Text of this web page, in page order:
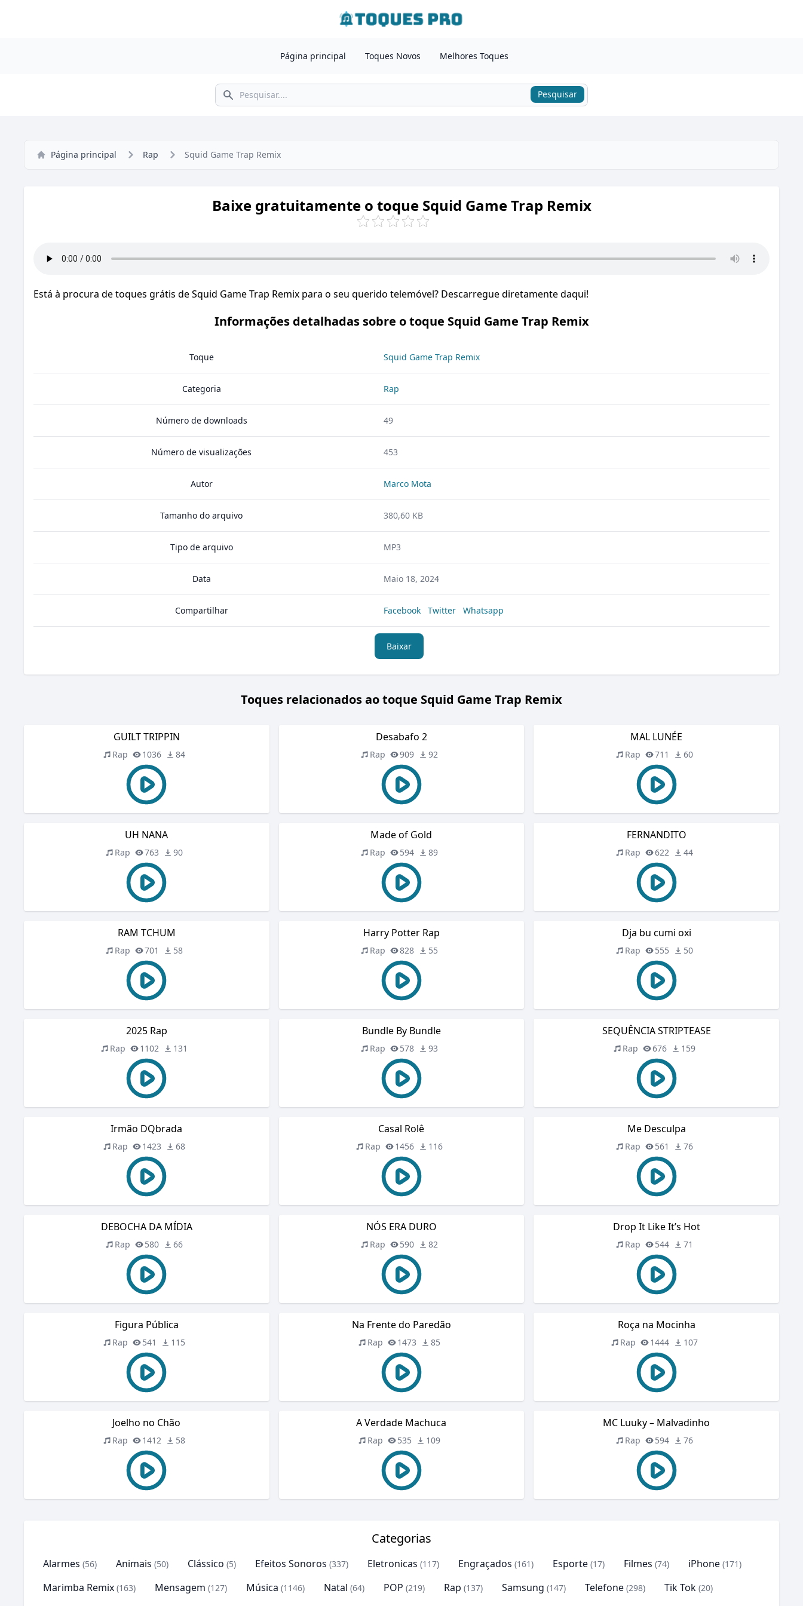
Página principal Toques Novos Melhores Toques
Pesquisar Pesquisar
Página principal Rap Squid Game Trap Remix
Baixe gratuitamente o toque Squid Game Trap Remix
Está à procura de toques grátis de Squid Game Trap Remix para o seu querido telemóvel? Descarregue diretamente daqui!
Informações detalhadas sobre o toque Squid Game Trap Remix
Toque Squid Game Trap Remix
Categoria Rap
Número de downloads 49
Número de visualizações 453
Autor Marco Mota
Tamanho do arquivo 380,60 KB
Tipo de arquivo MP3
Data Maio 18, 2024
Compartilhar Facebook Twitter Whatsapp
Baixar
Toques relacionados ao toque Squid Game Trap Remix
GUILT TRIPPIN
Rap 1036 84
Desabafo 2
Rap 909 92
MAL LUNÉE
Rap 711 60
UH NANA
Rap 763 90
Made of Gold
Rap 594 89
FERNANDITO
Rap 622 44
RAM TCHUM
Rap 701 58
Harry Potter Rap
Rap 828 55
Dja bu cumi oxi
Rap 555 50
2025 Rap
Rap 1102 131
Bundle By Bundle
Rap 578 93
SEQUÊNCIA STRIPTEASE
Rap 676 159
Irmão DQbrada
Rap 1423 68
Casal Rolê
Rap 1456 116
Me Desculpa
Rap 561 76
DEBOCHA DA MÍDIA
Rap 580 66
NÓS ERA DURO
Rap 590 82
Drop It Like It’s Hot
Rap 544 71
Figura Pública
Rap 541 115
Na Frente do Paredão
Rap 1473 85
Roça na Mocinha
Rap 1444 107
Joelho no Chão
Rap 1412 58
A Verdade Machuca
Rap 535 109
MC Luuky – Malvadinho
Rap 594 76
Categorias
Alarmes (56) Animais (50) Clássico (5) Efeitos Sonoros (337) Eletronicas (117) Engraçados (161) Esporte (17) Filmes (74) iPhone (171)
Marimba Remix (163) Mensagem (127) Música (1146) Natal (64) POP (219) Rap (137) Samsung (147) Telefone (298) Tik Tok (20)